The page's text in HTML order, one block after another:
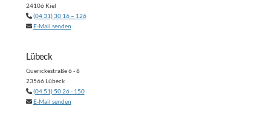
24106 Kiel
(04 31) 30 16 – 126
E-Mail senden
Lübeck
Guerickestraße 6 - 8
23566 Lübeck
(04 51) 50 26 - 150
E-Mail senden